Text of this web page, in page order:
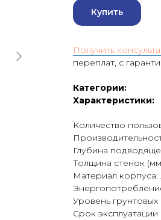
Купить
Получить
переплат, с
Категории:
Характеристики:
Количество
Глубина
Толщина стенок
Материал
Уровень
Срок эксплуатации